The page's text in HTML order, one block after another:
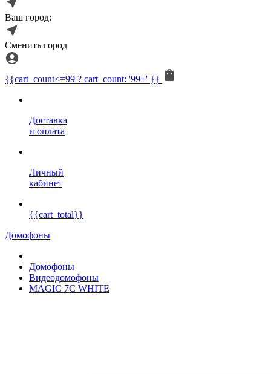
Ваш город:
Сменить город
{{cart_count<=99 ? cart_count: '99+' }}
Доставка
и оплата
Личный
кабинет
{{cart_total}}
Домофоны
Домофоны
Видеодомофоны
MAGIC 7C WHITE